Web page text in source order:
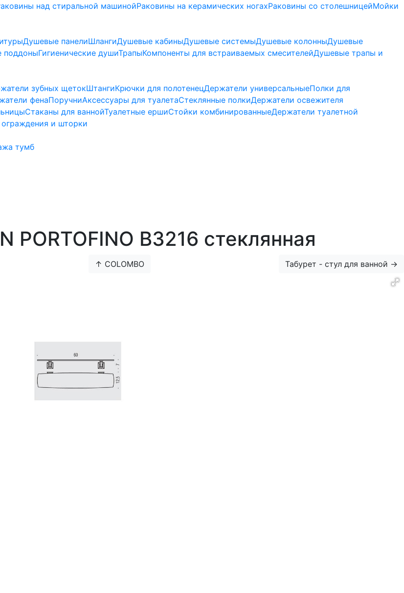
над стиральной машинойРаковины на керамических ногахРаковины со столешницейМойки
Душевые панелиШлангиДушевые кабиныДушевые системыДушевые колонныДушевые
поддоныГигиенические душиТрапыКомпоненты для встраиваемых смесителейДушевые трапы и
зубных щетокШтангиКрючки для полотенецДержатели универсальныеПолки для
фенаПоручниАксессуары для туалетаСтеклянные полкиДержатели освежителя
Стаканы для ваннойТуалетные ершиСтойки комбинированныеДержатели туалетной
и шторки
тумб
PORTOFINO B3216 стеклянная
↑ COLOMBO Табурет - стул для ванной →